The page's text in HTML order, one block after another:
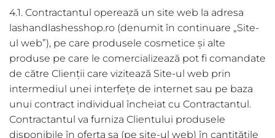
4.1. Contractantul operează un site web la adresa
lashandlashesshop.ro (denumit în continuare „Site-
ul web”), pe care produsele cosmetice și alte
produse pe care le comercializează pot fi comandate
de către Clienții care vizitează Site-ul web prin
intermediul unei interfețe de internet sau pe baza
unui contract individual încheiat cu Contractantul.
Contractantul va furniza Clientului produsele
disponibile în oferta sa (pe site-ul web) în cantitățile